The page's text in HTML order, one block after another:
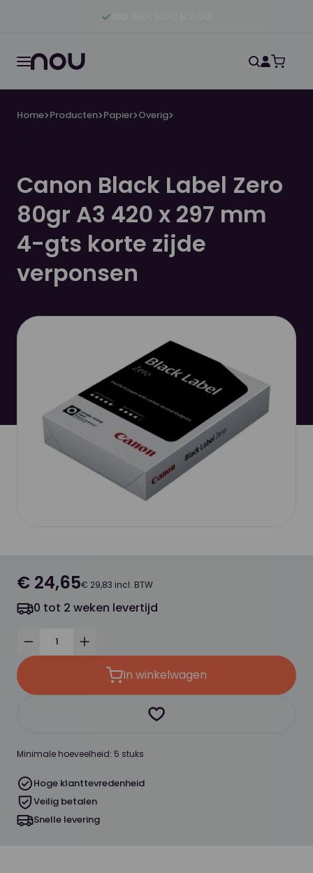
Ga naar hoofdinhoud
Ga naar hoofdnavigatie
Home Producten Papier Overig
Canon Black Label Zero
80gr A3 420 x 297 mm
4-gts korte zijde
verponsen
€ 24,65€ 29,83 incl. BTW
0 tot 2 weken levertijd
VerminderVerhoog
In winkelwagen
Product toevoegen als
Minimale hoeveelheid: 5 stuks
Hoge klanttevredenheid
Veilig betalen
Snelle levering